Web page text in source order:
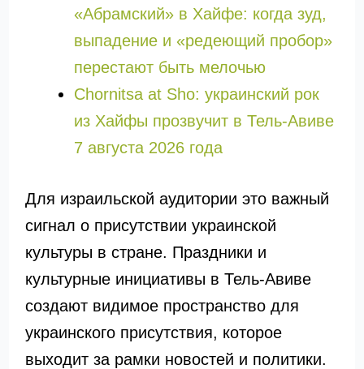
«Абрaмский» в Хайфе: когда зуд,
выпадение и «редеющий пробор»
перестают быть мелочью
Chornitsa at Sho: украинский рок
из Хайфы прозвучит в Тель-Авиве
7 августа 2026 года
Для израильской аудитории это важный
сигнал о присутствии украинской
культуры в стране. Праздники и
культурные инициативы в Тель-Авиве
создают видимое пространство для
украинского присутствия, которое
выходит за рамки новостей и политики.